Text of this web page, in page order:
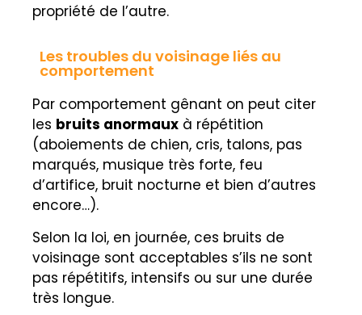
propriété de l’autre.
Les troubles du voisinage liés au
comportement
Par comportement gênant on peut citer
les bruits anormaux à répétition
(aboiements de chien, cris, talons, pas
marqués, musique très forte, feu
d’artifice, bruit nocturne et bien d’autres
encore…).
Selon la loi, en journée, ces bruits de
voisinage sont acceptables s’ils ne sont
pas répétitifs, intensifs ou sur une durée
très longue.